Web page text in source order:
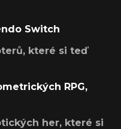
Switch
které si teď
RPG,
her, které si